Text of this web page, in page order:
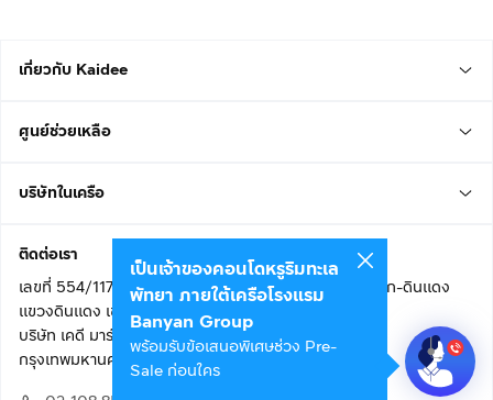
เกี่ยวกับ Kaidee
ศูนย์ช่วยเหลือ
บริษัทในเครือ
ติดต่อเรา
เลขที่ 554/117 อาคารสกายไนน์ เซ็นเตอร์ ชั้น 22 ถนนอโศก-ดินแดง
แขวงดินแดง เขตดินแดง
บริษัท เคดี มาร์เก็ตเพลส จำกัด (สำนักงานใหญ่)
กรุงเทพมหานคร 10400
เป็นเจ้าของคอนโดหรูริมทะเล
พัทยา ภายใต้เครือโรงแรม
Banyan Group
พร้อมรับข้อเสนอพิเศษช่วง Pre-
Sale ก่อนใคร